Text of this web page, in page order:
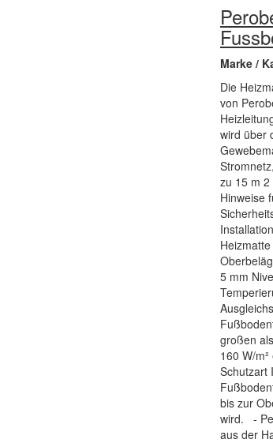
Marke /
Die
von
wird über
zu 15 m
Hinweise
5 mm
großen
160 W/
Schutzart
bis zur
wird. -
aus der